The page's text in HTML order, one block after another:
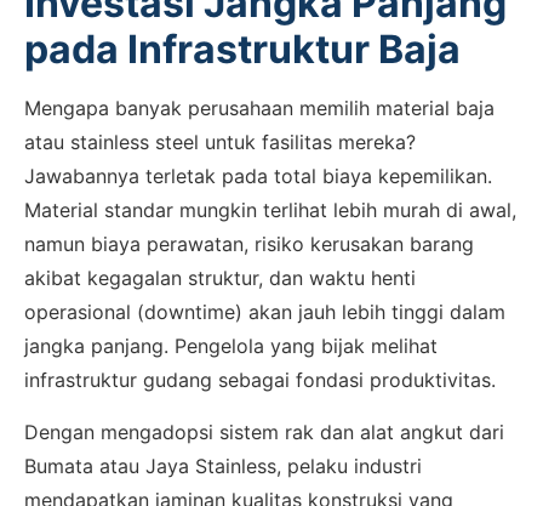
pada Infrastruktur Baja
Mengapa banyak perusahaan memilih material baja
atau stainless steel untuk fasilitas mereka?
Jawabannya terletak pada total biaya kepemilikan.
Material standar mungkin terlihat lebih murah di awal,
namun biaya perawatan, risiko kerusakan barang
akibat kegagalan struktur, dan waktu henti
operasional (downtime) akan jauh lebih tinggi dalam
jangka panjang. Pengelola yang bijak melihat
infrastruktur gudang sebagai fondasi produktivitas.
Dengan mengadopsi sistem rak dan alat angkut dari
Bumata atau Jaya Stainless, pelaku industri
mendapatkan jaminan kualitas konstruksi yang
SALES ASSISTANCE
Hubungi Tim Sales
Konsultasikan kebutuhan proyek Anda, dapatkan
estimasi cepat via WhatsApp.
Admin 1
6281310045708
CHAT